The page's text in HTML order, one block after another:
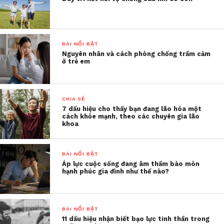
bản thân sẽ giúp bạn cảm
thấy khỏe mạnh và có
năng lượng.
Dù chỉ là vài động tác cơ bản, hay một bài tập giãn
cơ, đi bộ tầm 5 – 10 phút mỗi ngày cũng sẽ giúp bạn
có thêm năng lượng. Nếu có thời gian, bạn có thể
dành 30-40p mỗi ngày để vận động.
3. Tạo ra mục tiêu nhỏ và cố
gắng hoàn thành
Thiết lập những mục tiêu nhỏ hàng ngày và hoàn
thành chúng sẽ giúp bạn cảm thấy tự hào và hứng
thú.
Ví dụ nhiều người sẽ thiết lập hôm nay mình sẽ đi
BÀI NỔI BẬT
Nguyên nhân và cách phòng chống trầm cảm
ở trẻ em
CHIA SẺ
7 dấu hiệu cho thấy bạn đang lão hóa một
cách khỏe mạnh, theo các chuyên gia lão
khoa
BÀI NỔI BẬT
Áp lực cuộc sống đang âm thầm bào mòn
hạnh phúc gia đình như thế nào?
BÀI NỔI BẬT
11 dấu hiệu nhận biết bạo lực tinh thần trong